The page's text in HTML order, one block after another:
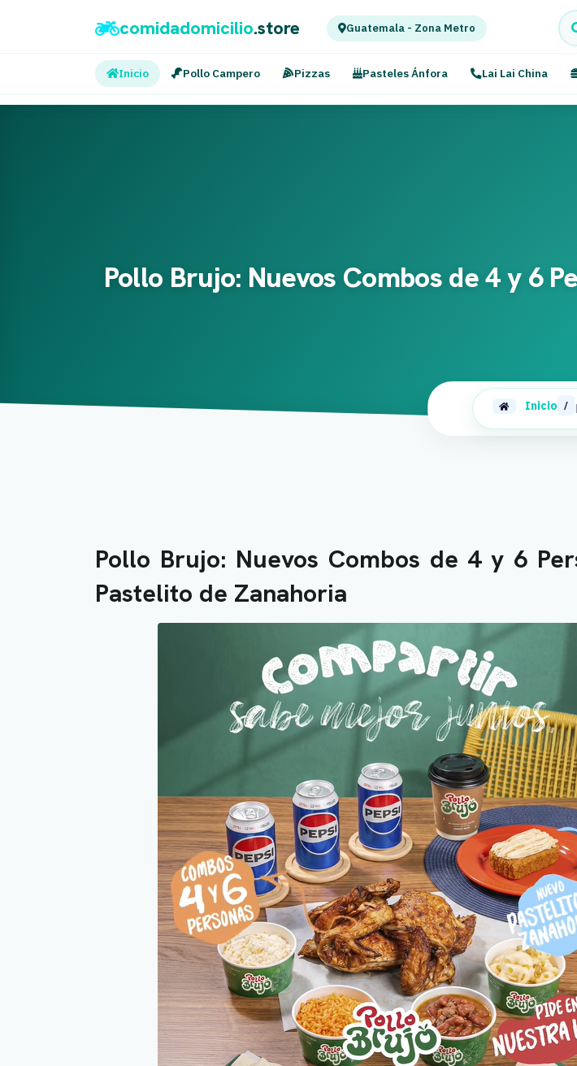
comidadomicilio.store Guatemala - Zona Metro
Inicio Pollo Campero Pizzas Pasteles Ánfora Lai Lai China
Pollo Brujo: Nuevos Combos de 4 y 6
Inicio /
Pollo Brujo: Nuevos Combos de 4 y 6
Pastelito de Zanahoria